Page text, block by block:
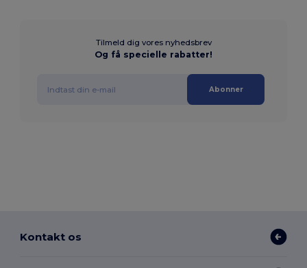
Tilmeld dig vores nyhedsbrev
Og få specielle rabatter!
Abonner
Kontakt os